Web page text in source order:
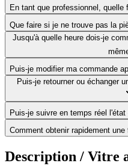
En tant que professionnel, quelle
Que faire si je ne trouve pas la
Jusqu'à quelle heure dois-je
Puis-je modifier ma commande
Puis-je retourner ou échanger
Puis-je suivre en temps réel
Comment obtenir rapidement
Description / Vitre